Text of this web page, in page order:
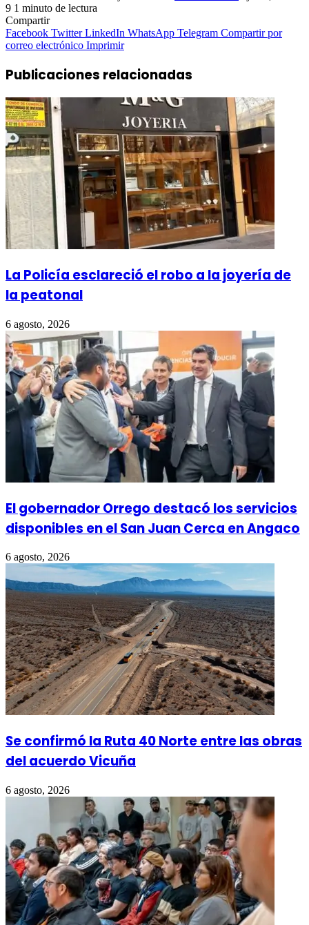
9 1 minuto de lectura
Compartir
Facebook Twitter LinkedIn WhatsApp Telegram Compartir por
correo electrónico Imprimir
Publicaciones relacionadas
La Policía esclareció el robo a la joyería de
la peatonal
6 agosto, 2026
El gobernador Orrego destacó los servicios
disponibles en el San Juan Cerca en Angaco
6 agosto, 2026
Se confirmó la Ruta 40 Norte entre las obras
del acuerdo Vicuña
6 agosto, 2026